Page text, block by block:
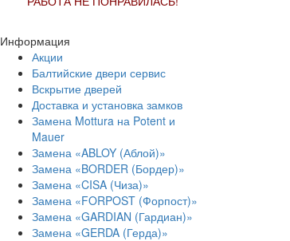
Информация
Акции
Балтийские двери сервис
Вскрытие дверей
Доставка и установка замков
Замена Mottura на Potent и
Mauer
Замена «ABLOY (Аблой)»
Замена «BORDER (Бордер)»
Замена «CISA (Чиза)»
Замена «FORPOST (Форпост)»
Замена «GARDIAN (Гардиан)»
Замена «GERDA (Герда)»